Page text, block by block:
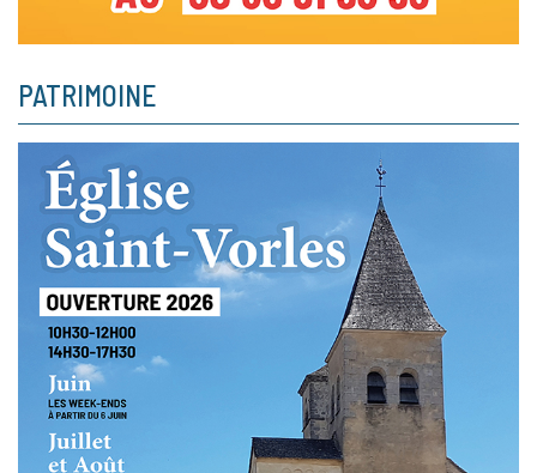
PATRIMOINE